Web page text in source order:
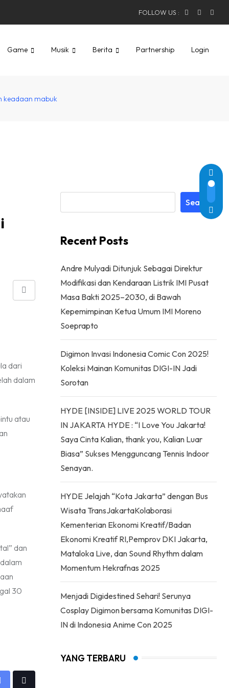
FOLLOW US :
Game Musik Berita Partnership Login
keadaan mabuk
Share
dari
dalam
atau
dan
30
Search
Recent Posts
Andre Mulyadi Ditunjuk Sebagai Direktur
Modifikasi dan Kendaraan Listrik IMI Pusat
Masa Bakti 2025–2030, di Bawah
Kepemimpinan Ketua Umum IMI Moreno
Soeprapto
Digimon Invasi Indonesia Comic Con 2025!
Koleksi Mainan Komunitas DIGI-IN Jadi
Sorotan
HYDE [INSIDE] LIVE 2025 WORLD TOUR
IN JAKARTA HYDE : “I Love You Jakarta!
Saya Cinta Kalian, thank you, Kalian Luar
Biasa” Sukses Mengguncang Tennis Indoor
Senayan.
HYDE Jelajah “Kota Jakarta” dengan Bus
Wisata TransJakartaKolaborasi
Kementerian Ekonomi Kreatif/Badan
Ekonomi Kreatif RI,Pemprov DKI Jakarta,
Mataloka Live, dan Sound Rhythm dalam
Momentum Hekrafnas 2025
Menjadi Digidestined Sehari! Serunya
Cosplay Digimon bersama Komunitas DIGI-
IN di Indonesia Anime Con 2025
YANG TERBARU